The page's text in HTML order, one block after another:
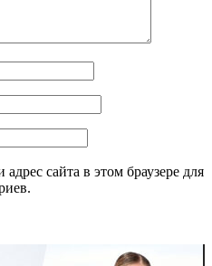
сайта в этом браузере для